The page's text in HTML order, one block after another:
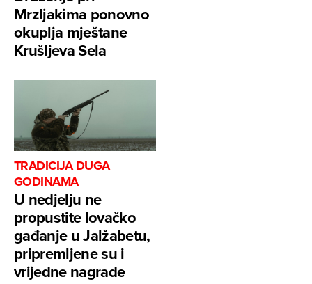
Mrzljakima ponovno
okuplja mještane
Krušljeva Sela
TRADICIJA DUGA
GODINAMA
U nedjelju ne
propustite lovačko
gađanje u Jalžabetu,
pripremljene su i
vrijedne nagrade